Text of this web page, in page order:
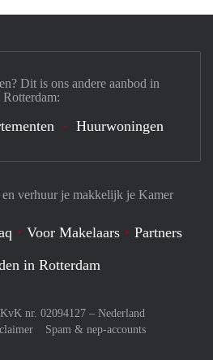
verhuur je makkelijk je Kamer
Voor Makelaars
Partners
in Rotterdam
nr. 02094127 – Nederland
Spam & nep-accounts
Dit is ons andere aanbod in
Rotterdam:
Huurwoningen